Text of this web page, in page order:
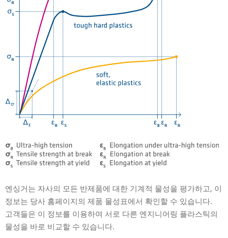
엔싱거는 자사의 모든 반제품에 대한 기계적 물성을 평가하고, 이
정보는 당사 홈페이지의 제품 물성표에서 확인할 수 있습니다.
고객들은 이 정보를 이용하여 서로 다른 엔지니어링 플라스틱의
물성을 바로 비교할 수 있습니다.